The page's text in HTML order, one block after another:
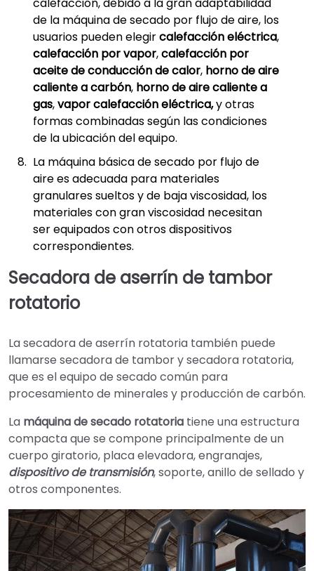
calefacción, debido a la gran adaptabilidad
de la máquina de secado por flujo de aire, los
usuarios pueden elegircalefacción eléctrica,
calefacción por vapor,calefacción por
aceite de conducción de calor, horno de aire
caliente a carbón, horno de aire caliente a
gas,vapor calefacción eléctrica,y otras
formas combinadas según las condiciones
de la ubicación del equipo.
La máquina básica de secado por flujo de
aire es adecuada para materiales
granulares sueltos y de baja viscosidad, los
materiales con gran viscosidad necesitan
ser equipados con otros dispositivos
correspondientes.
Secadora de aserrín de tambor
rotatorio
La secadora de aserrín rotatoria también puede
llamarse secadora de tambor y secadora rotatoria,
que es el equipo de secado común para
procesamiento de minerales y producción de carbón.
La máquina de secado rotatoria tiene una estructura
compacta que se compone principalmente de un
cuerpo giratorio, placa elevadora, engranajes,
dispositivo de transmisión, soporte, anillo de sellado y
otros componentes.